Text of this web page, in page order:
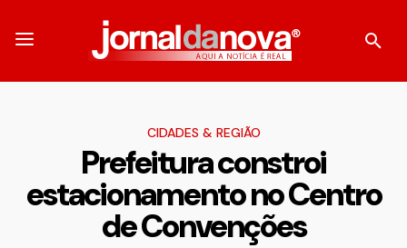
CIDADES & REGIÃO
Prefeitura constroi
estacionamento no Centro
de Convenções